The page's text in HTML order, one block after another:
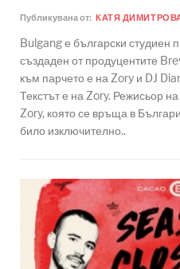
Публикувана от: КАТЯ
Bulgang е български студиен
създаден от продуцентите
към парчето е на Zory и DJ
Текстът е на Zory. Режисьор
Zory, която се връща в
било изключително..